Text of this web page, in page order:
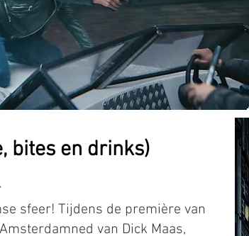
bites en drinks)
sfeer! Tijdens de première van
van Dick Maas,